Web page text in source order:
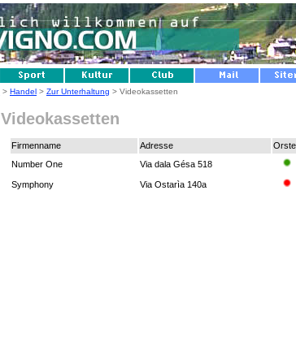
> Handel > Zur Unterhaltung > Videokassetten
Videokassetten
Firmenname Adresse
Number One
Via dala Gésa 518
Symphony Via Ostarìa 140a